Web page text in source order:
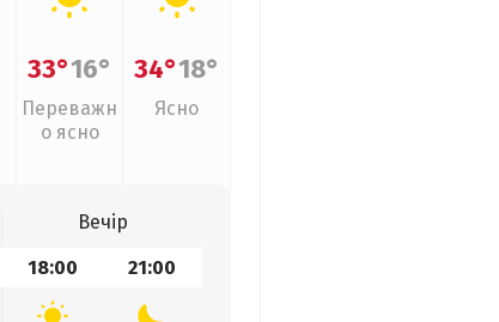
33°16°
Переважн
о ясно
34°18°
Ясно
Вечір
18:00 21:00